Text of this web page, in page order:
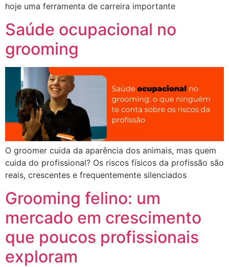
hoje uma ferramenta de carreira importante
Saúde ocupacional no
grooming
O groomer cuida da aparência dos animais, mas quem
cuida do profissional? Os riscos físicos da profissão são
reais, crescentes e frequentemente silenciados
Grooming felino: um
mercado em crescimento
que poucos profissionais
exploram